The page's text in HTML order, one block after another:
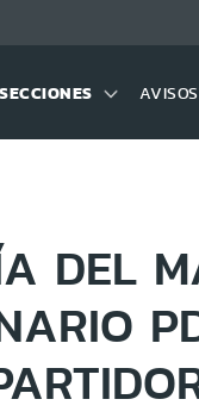
SECCIONES
DEL